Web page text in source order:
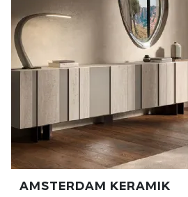
AMSTERDAM KERAMIK